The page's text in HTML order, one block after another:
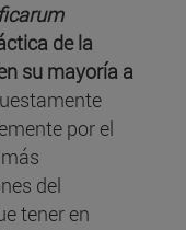
de la
su mayoría a
por el
del
tener en